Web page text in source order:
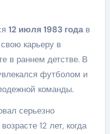
12 июля 1983 годав
карьеру в
в раннем детстве. В
футболом и
команды.
серьезно
12 лет, когда